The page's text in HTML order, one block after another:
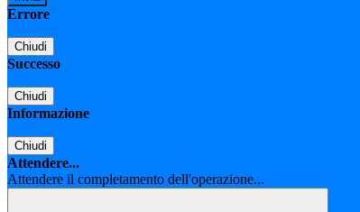
Errore
Chiudi
Successo
Chiudi
Informazione
Chiudi
Attendere...
Attendere il completamento dell'operazione...